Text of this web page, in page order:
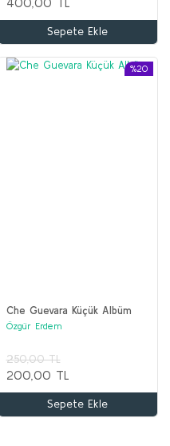
Sepete Ekle
%20
Che Guevara Küçük Albüm
Özgür Erdem
250,00 TL
200,00 TL
Sepete Ekle